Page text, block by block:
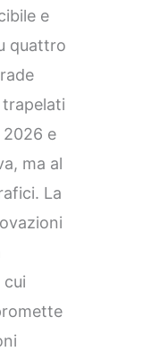
e
quattro
trapelati
e
ma al
La